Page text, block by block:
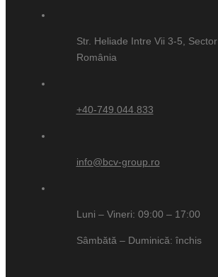
Str. Heliade Intre Vii 3-5,
România
+40-749.044.833
info@bcv-group.ro
Luni – Vineri: 09:00 – 17:00
Sâmbătă – Duminică: închis